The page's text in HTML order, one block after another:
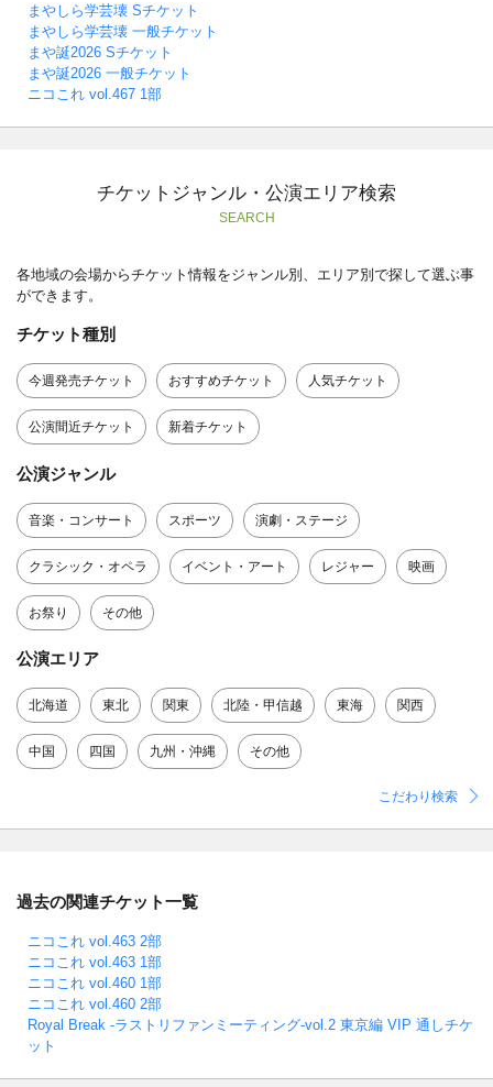
まやしら学芸壊 Sチケット
まやしら学芸壊 一般チケット
まや誕2026 Sチケット
まや誕2026 一般チケット
ニコこれ vol.467 1部
チケットジャンル・公演エリア検索
SEARCH
各地域の会場からチケット情報をジャンル別、エリア別で探して選ぶ事
ができます。
チケット種別
今週発売チケット おすすめチケット 人気チケット
公演間近チケット 新着チケット
公演ジャンル
音楽・コンサート スポーツ 演劇・ステージ
クラシック・オペラ イベント・アート レジャー 映画
お祭り その他
公演エリア
北海道 東北 関東 北陸・甲信越 東海 関西
中国 四国 九州・沖縄 その他
こだわり検索
過去の関連チケット一覧
ニコこれ vol.463 2部
ニコこれ vol.463 1部
ニコこれ vol.460 1部
ニコこれ vol.460 2部
Royal Break -ラストリファンミーティング-vol.2 東京編 VIP 通しチケ
ット